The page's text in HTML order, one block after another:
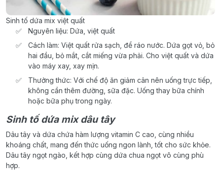
Sinh tố dứa mix việt quất
Nguyên liệu: Dứa, việt quất
Cách làm: Việt quất rửa sạch, để ráo nước. Dứa gọt vỏ, bỏ
hai đầu, bỏ mắt, cắt miếng vừa phải. Cho việt quất và dứa
vào máy xay, xay mịn.
Thưởng thức: Với chế độ ăn giảm cân nên uống trực tiếp,
không cần thêm đường, sữa đặc. Uống thay bữa chính
hoặc bữa phụ trong ngày.
Sinh tố dứa mix dâu tây
Dâu tây và dứa chứa hàm lượng vitamin C cao, cùng nhiều
khoáng chất, mang đến thức uống ngon lành, tốt cho sức khỏe.
Dâu tây ngọt ngào, kết hợp cùng dứa chua ngọt vô cùng phù
hợp.